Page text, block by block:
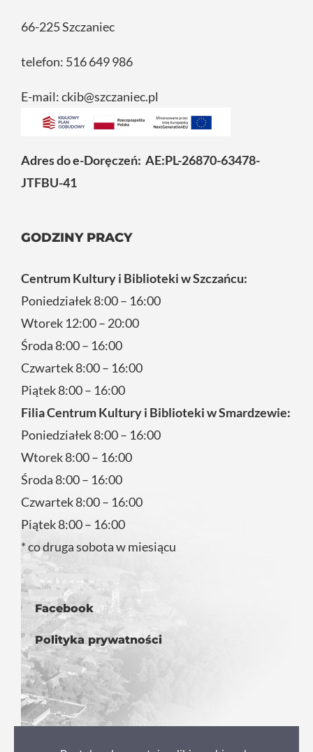
66-225 Szczaniec
telefon: 516 649 986
E-mail: ckib@szczaniec.pl
Adres do e-Doręczeń: AE:PL-26870-63478-
JTFBU-41
GODZINY PRACY
Centrum Kultury i Biblioteki w Szczańcu:
Poniedziałek 8:00 – 16:00
Wtorek 12:00 – 20:00
Środa 8:00 – 16:00
Czwartek 8:00 – 16:00
Piątek 8:00 – 16:00
Filia Centrum Kultury i Biblioteki w Smardzewie:
Poniedziałek 8:00 – 16:00
Wtorek 8:00 – 16:00
Środa 8:00 – 16:00
Czwartek 8:00 – 16:00
Piątek 8:00 – 16:00
* co druga sobota w miesiącu
Facebook
Polityka prywatności